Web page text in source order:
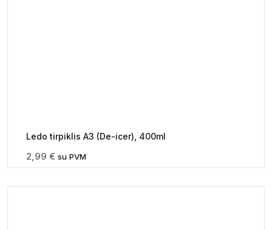
Ledo tirpiklis A3 (De-icer), 400ml
2,99 € su PVM